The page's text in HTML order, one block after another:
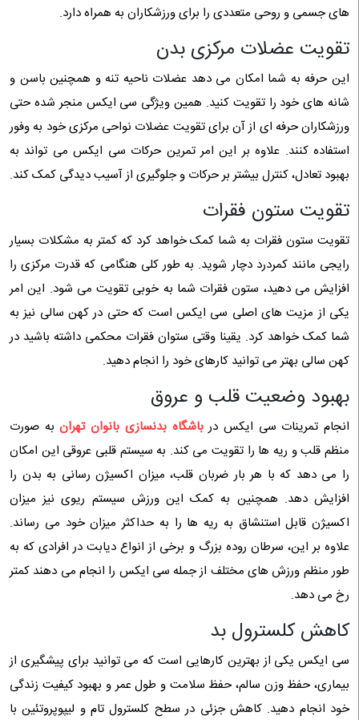
های جسمی و روحی متعددی را برای ورزشکاران به همراه دارد.
تقویت عضلات مرکزی بدن
این حرفه به شما امکان می دهد عضلات ناحیه تنه و همچنین باسن و
شانه های خود را تقویت کنید. همین ویژگی سی ایکس منجر شده حتی
ورزشکاران حرفه ای از آن برای تقویت عضلات نواحی مرکزی خود به وفور
استفاده کنند. علاوه بر این امر تمرین حرکات سی ایکس می ‌تواند به
بهبود تعادل، کنترل بیشتر بر حرکات و جلوگیری از آسیب دیدگی کمک کند.
تقویت ستون فقرات
تقویت ستون فقرات به شما کمک خواهد کرد که کمتر به مشکلات بسیار
رایجی مانند کمردرد دچار شوید. به طور کلی هنگامی که قدرت مرکزی را
افزایش می دهید، ستون فقرات شما به خوبی تقویت می شود. این امر
یکی از مزیت های اصلی سی ایکس است که حتی در کهن سالی نیز به
شما کمک خواهد کرد. یقینا وقتی ستوان فقرات محکمی داشته باشید در
کهن سالی بهتر می توانید کارهای خود را انجام دهید.
بهبود وضعیت قلب و عروق
انجام تمرینات سی ایکس درباشگاه بدنسازی بانوان تهران به صورت
منظم قلب و ریه ها را تقویت می کند. به سیستم قلبی عروقی این امکان
را می دهد که با هر بار ضربان قلب، میزان اکسیژن رسانی به بدن را
افزایش دهد. همچنین به کمک این ورزش سیستم ریوی نیز میزان
اکسیژن قابل استنشاق به ریه ها را به حداکثر میزان خود می رساند.
علاوه بر این، سرطان روده بزرگ و برخی از انواع دیابت در افرادی که به
طور منظم ورزش های مختلف از جمله سی ایکس را انجام می دهند کمتر
رخ می دهد.
کاهش کلسترول بد
سی ایکس یکی از بهترین کارهایی است که می توانید برای پیشگیری از
بیماری، حفظ وزن سالم، حفظ سلامت و طول عمر و بهبود کیفیت زندگی
خود انجام دهید. کاهش جزئی در سطح کلسترول تام و لیپوپروتئین با